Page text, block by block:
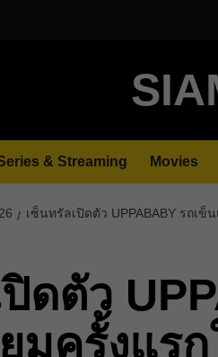
& Streaming Movies
26 เซ็นทรัลเปิดตัว UPPABABY รถเข็
ดตัว
มครั้งแร